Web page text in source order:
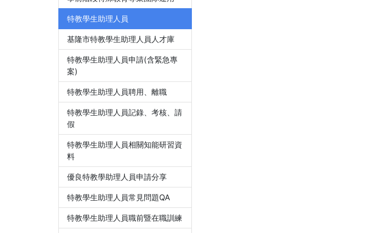
特教學生助理人員
基隆市特教學生助理人員人才庫
特教學生助理人員申請(含緊急專
案)
特教學生助理人員聘用、離職
特教學生助理人員記錄、考核、請
假
特教學生助理人員相關知能研習資
料
優良特教學助理人員申請分享
特教學生助理人員常見問題QA
特教學生助理人員職前暨在職訓練